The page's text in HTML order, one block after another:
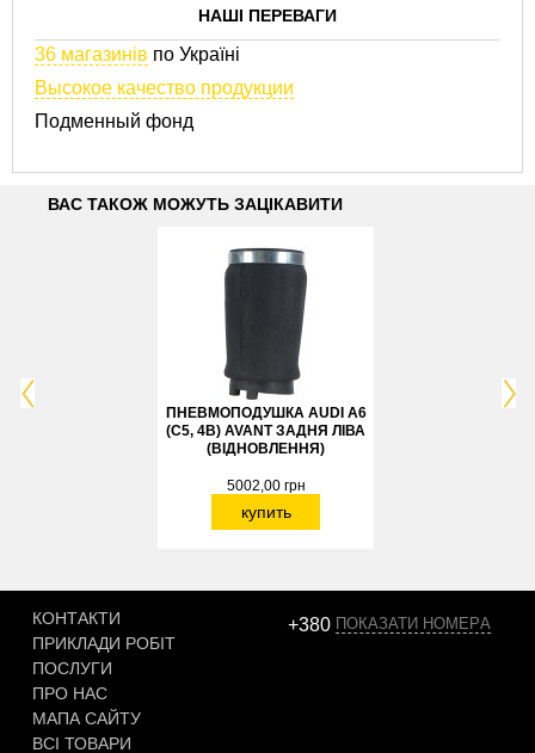
НАШІ ПЕРЕВАГИ
36 магазинів по Україні
Высокое качество продукции
Подменный фонд
ВАС ТАКОЖ МОЖУТЬ ЗАЦІКАВИТИ
ПНЕВМОПОДУШКА AUDI A6
(C5, 4B) AVANT ЗАДНЯ ЛІВА
(ВІДНОВЛЕННЯ)
5002,00 грн
купить
ПНЕВМОПОДУШКИ
КОНТАКТИ
ПРИКЛАДИ РОБІТ
ПОСЛУГИ
ПРО НАС
МАПА САЙТУ
ВСІ ТОВАРИ
+380 ПОКАЗАТИ НОМЕРA